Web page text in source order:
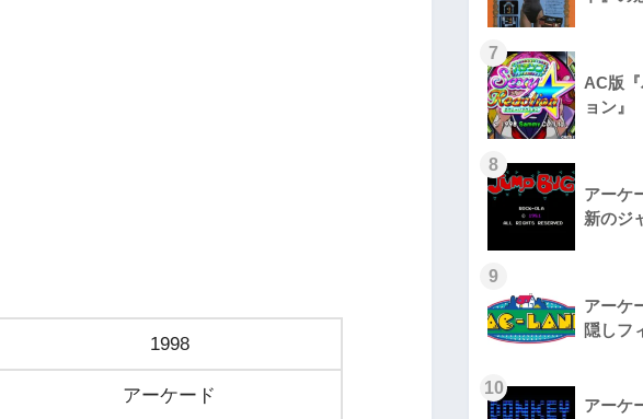
1998
アーケード
7
AC版
ョン』
8
アーケ
新のジ
9
アーケ
隠しフ
10
アーケ